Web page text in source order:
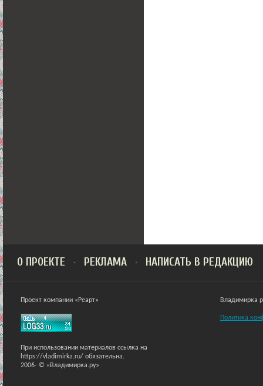
О ПРОЕКТЕ РЕКЛАМА НАПИСАТЬ В РЕДАКЦИЮ
Проект компании «Реарт»
При использовании материалов ссылка на
https://vladimirka.ru/ обязательна.
2006- © «Владимирка.ру»
Владимирка
Политика